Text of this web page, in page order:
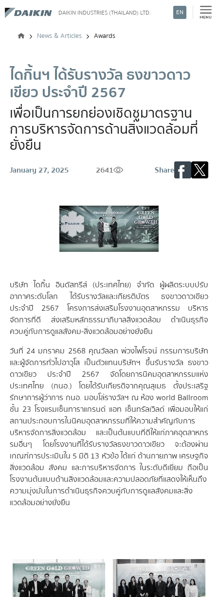
DAIKIN INDUSTRIES (THAILAND) LTD. EN
News & Articles Awards
ไดกิ้นฯ ได้รับรางวัล ธงขาวดาว
เขียว ประจำปี 2567
เพื่อเป็นการยกย่องเชิดชูมาตรฐาน
การบริหารจัดการด้านสิ่งแวดล้อมที่
ยั่งยืน
January 27, 2025 2641 Share
บริษัท ไดกิ้น อินดัสทรีส์ (ประเทศไทย) จำกัด ผู้ผลิตระบบปรับ
อากาศระดับโลก ได้รับรางวัลและเกียรติบัตร ธงขาวดาวเขียว
ประจำปี 2567 โครงการส่งเสริมโรงงานอุตสาหกรรม บริหาร
จัดการที่ดี ส่งเสริมหลักธรรมาภิบาลสิ่งแวดล้อม ดำเนินธุรกิจ
ควบคู่กับการดูแลสังคม-สิ่งแวดล้อมอย่างยั่งยืน
วันที่ 24 มกราคม 2568 คุณวัลลภ พ่วงไพโรจน์ กรรมการบริษัท
และผู้จัดการทั่วไปอาวุโส เป็นตัวแทนบริษัทฯ ขึ้นรับรางวัล ธงขาว
ดาวเขียว ประจำปี 2567 จัดโดยการนิคมอุตสาหกรรมแห่ง
ประเทศไทย (กนอ.) โดยได้รับเกียรติจากคุณสุเมธ ตั้งประเสริฐ
รักษาการผู้ว่าการ กนอ. มอบโล่รางวัลฯ ณ ห้อง world Ballroom
ชั้น 23 โรงแรมเซ็นทาราแกรนด์ แอท เซ็นทรัลเวิลด์ เพื่อมอบให้แก่
สถานประกอบการในนิคมอุตสาหกรรมที่ให้ความสำคัญกับการ
บริหารจัดการสิ่งแวดล้อม และเป็นต้นแบบที่ดีให้แก่ภาคอุตสาหกร
รมอื่นๆ โดยโรงงานที่ได้รับรางวัลธงขาวดาวเขียว จะต้องผ่าน
เกณฑ์การประเมินใน 5 มิติ 13 หัวข้อ ได้แก่ ด้านกายภาพ เศรษฐกิจ
สิ่งแวดล้อม สังคม และการบริหารจัดการ ในระดับดีเยี่ยม ถือเป็น
โรงงานต้นแบบด้านสิ่งแวดล้อมและความปลอดภัยที่แสดงให้เห็นถึง
ความมุ่งมั่นในการดำเนินธุรกิจควบคู่กับการดูแลสังคมและสิ่ง
แวดล้อมอย่างยั่งยืน